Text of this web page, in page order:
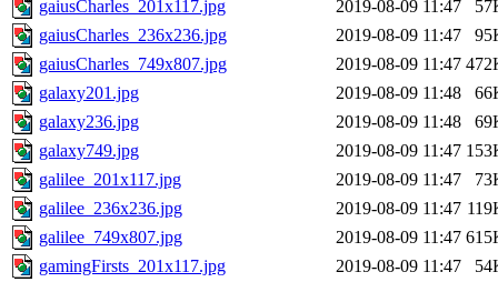
gaiusCharles_201x117.jpg 2019-08-09 11:47
gaiusCharles_236x236.jpg
2019-08-09 11:47
gaiusCharles_749x807.jpg
2019-08-09 11:47
galaxy201.jpg
2019-08-09 11:48
galaxy236.jpg
2019-08-09 11:48
galaxy749.jpg
2019-08-09 11:47
galilee_201x117.jpg
2019-08-09 11:47
galilee_236x236.jpg
2019-08-09 11:47
galilee_749x807.jpg
2019-08-09 11:47
gamingFirsts_201x117.jpg
2019-08-09 11:47